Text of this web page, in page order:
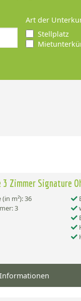
Art der
Stellplatz
Zimmer Signature
m²): 36
3